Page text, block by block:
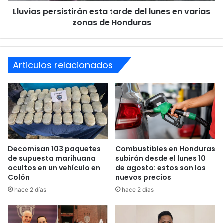
deLluvias persistirán esta tarde del lunes en varias
zonas de Honduras
Articulos relacionados
Decomisan 103 paquetes
de supuesta marihuana
ocultos en un vehículo en
Colón
hace 2 días
Combustibles en Honduras
subirán desde el lunes 10
de agosto: estos son los
nuevos precios
hace 2 días